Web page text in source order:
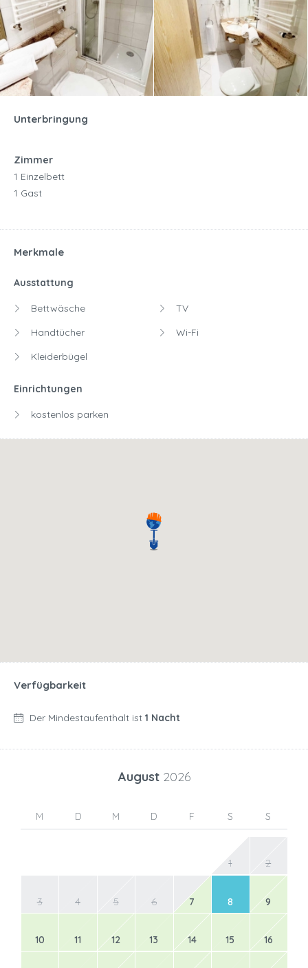
Unterbringung
Zimmer
1 Einzelbett
1 Gast
Merkmale
Ausstattung
Bettwäsche
Handtücher
Kleiderbügel
TV
Wi-Fi
Einrichtungen
kostenlos parken
Verfügbarkeit
Der Mindestaufenthalt ist 1 Nacht
August 2026
M D M D F S S
1 2
3 4 5 6 7 8 9
10 11 12 13 14 15 16